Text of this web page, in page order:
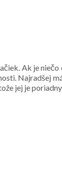
Ak je
Najradšej
jej je